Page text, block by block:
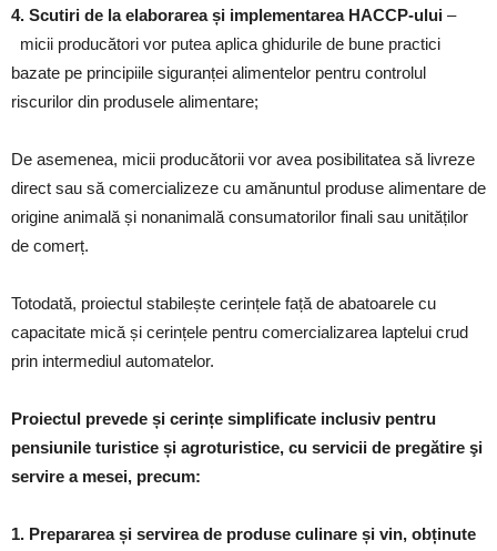
4. Scutiri de la elaborarea și implementarea HACCP-ului –
micii producători vor putea aplica ghidurile de bune practici
bazate pe principiile siguranței alimentelor pentru controlul
riscurilor din produsele alimentare;
De asemenea, micii producătorii vor avea posibilitatea să livreze
direct sau să comercializeze cu amănuntul produse alimentare de
origine animală și nonanimală consumatorilor finali sau unităților
de comerț.
Totodată, proiectul stabilește cerințele față de abatoarele cu
capacitate mică și cerințele pentru comercializarea laptelui crud
prin intermediul automatelor.
Proiectul prevede și cerințe simplificate inclusiv pentru
pensiunile turistice și agroturistice, cu servicii de pregătire şi
servire a mesei, precum:
1. Prepararea și servirea de produse culinare și vin, obținute